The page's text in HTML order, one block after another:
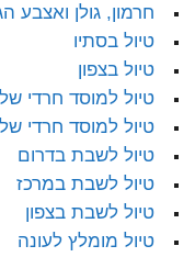
חרמון, גולן ואצבע
טיול בסתיו
טיול בצפון
טיול למוסד חרדי
טיול למוסד חרדי
טיול לשבת בדרום
טיול לשבת במרכז
טיול לשבת בצפון
טיול מומלץ לעונה